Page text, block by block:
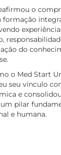
o
formação
do
o Med Start
seu vínculo
e
pilar
e humana.